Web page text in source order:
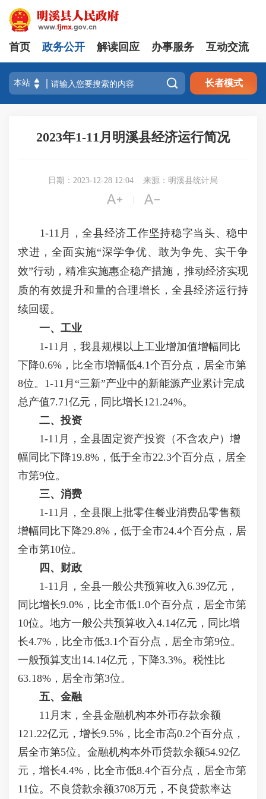
首页 政务公开 解读回应 办事服务 互动交流
 长者模式
2023年1-11月明溪县经济运行简况
日期：2023-12-28 12:04 来源：明溪县统计局
 
1-11月，全县经济工作坚持稳字当头、稳中
求进，全面实施“深学争优、敢为争先、实干争
效”行动，精准实施惠企稳产措施，推动经济实现
质的有效提升和量的合理增长，全县经济运行持
续回暖。
一、工业
1-11月，我县规模以上工业增加值增幅同比
下降0.6%，比全市增幅低4.1个百分点，居全市第
8位。1-11月“三新”产业中的新能源产业累计完成
总产值7.71亿元，同比增长121.24%。
二、投资
1-11月，全县固定资产投资（不含农户）增
幅同比下降19.8%，低于全市22.3个百分点，居全
市第9位。
三、消费
1-11月，全县限上批零住餐业消费品零售额
增幅同比下降29.8%，低于全市24.4个百分点，居
全市第10位。
四、财政
1-11月，全县一般公共预算收入6.39亿元，
同比增长9.0%，比全市低1.0个百分点，居全市第
10位。地方一般公共预算收入4.14亿元，同比增
长4.7%，比全市低3.1个百分点，居全市第9位。
一般预算支出14.14亿元，下降3.3%。税性比
63.18%，居全市第3位。
五、金融
11月末，全县金融机构本外币存款余额
121.22亿元，增长9.5%，比全市高0.2个百分点，
居全市第5位。金融机构本外币贷款余额54.92亿
元，增长4.4%，比全市低8.4个百分点，居全市第
11位。不良贷款余额3708万元，不良贷款率达